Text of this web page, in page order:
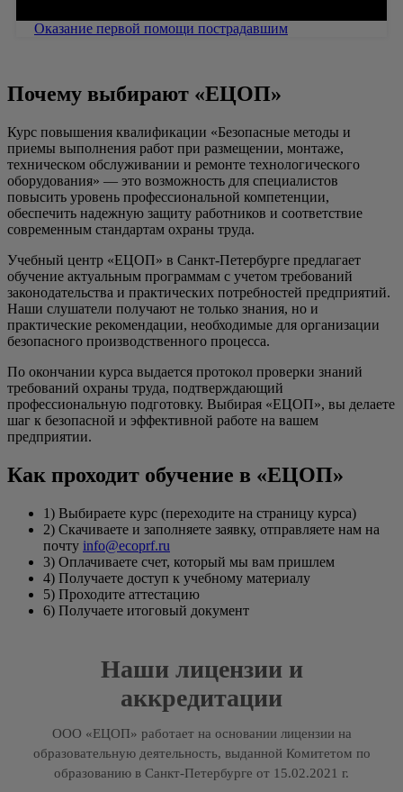
Оказание первой помощи пострадавшим
Почему выбирают «ЕЦОП»
Курс повышения квалификации «Безопасные методы и
приемы выполнения работ при размещении, монтаже,
техническом обслуживании и ремонте технологического
оборудования» — это возможность для специалистов
повысить уровень профессиональной компетенции,
обеспечить надежную защиту работников и соответствие
современным стандартам охраны труда.
Учебный центр «ЕЦОП» в Санкт-Петербурге предлагает
обучение актуальным программам с учетом требований
законодательства и практических потребностей предприятий.
Наши слушатели получают не только знания, но и
практические рекомендации, необходимые для организации
безопасного производственного процесса.
По окончании курса выдается протокол проверки знаний
требований охраны труда, подтверждающий
профессиональную подготовку. Выбирая «ЕЦОП», вы делаете
шаг к безопасной и эффективной работе на вашем
предприятии.
Как проходит обучение в «ЕЦОП»
1) Выбираете курс (переходите на страницу курса)
2) Скачиваете и заполняете заявку, отправляете нам на
почту info@ecoprf.ru
3) Оплачиваете счет, который мы вам пришлем
4) Получаете доступ к учебному материалу
5) Проходите аттестацию
6) Получаете итоговый документ
Наши лицензии и
аккредитации
ООО «ЕЦОП» работает на основании лицензии на
образовательную деятельность, выданной Комитетом по
образованию в Санкт-Петербурге от 15.02.2021 г.